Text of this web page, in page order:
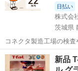
日払い
株式会
茨城県
コネクタ製造工場の検査
日128日★クリーンルー
★就業先食堂利用可！日
茨城 常陸大宮市
新品 T-fal 電気ケトル ＋